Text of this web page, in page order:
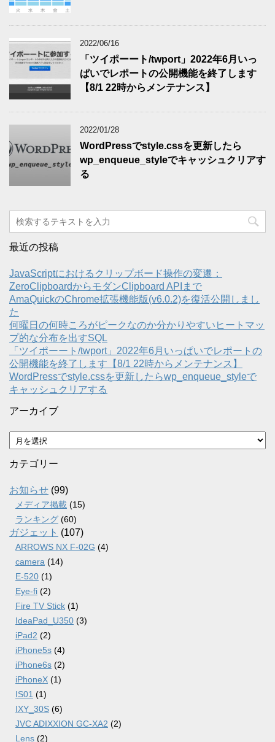
2022/06/16
「ツイポーート/twport」2022年6月いっ
ぱいでレポートの公開機能を終了します
【8/1 22時からメンテナンス】
2022/01/28
WordPressでstyle.cssを更新したら
wp_enqueue_styleでキャッシュクリアす
る
最近の投稿
JavaScriptにおけるクリップボード操作の変遷：
ZeroClipboardからモダンClipboard APIまで
AmaQuickのChrome拡張機能版(v6.0.2)を復活公開しまし
た
何曜日の何時ころがピークなのか分かりやすいヒートマッ
プ的な分布を出すSQL
「ツイポーート/twport」2022年6月いっぱいでレポートの
公開機能を終了します【8/1 22時からメンテナンス】
WordPressでstyle.cssを更新したらwp_enqueue_styleで
キャッシュクリアする
アーカイブ
ア
ー
カ
ブ
カテゴリー
お知らせ (99)
メディア掲載 (15)
ランキング (60)
ガジェット (107)
ARROWS NX F-02G (4)
camera (14)
E-520 (1)
Eye-fi (2)
Fire TV Stick (1)
IdeaPad_U350 (3)
iPad2 (2)
iPhone5s (4)
iPhone6s (2)
iPhoneX (1)
IS01 (1)
IXY_30S (6)
JVC ADIXXION GC-XA2 (2)
Lens (2)